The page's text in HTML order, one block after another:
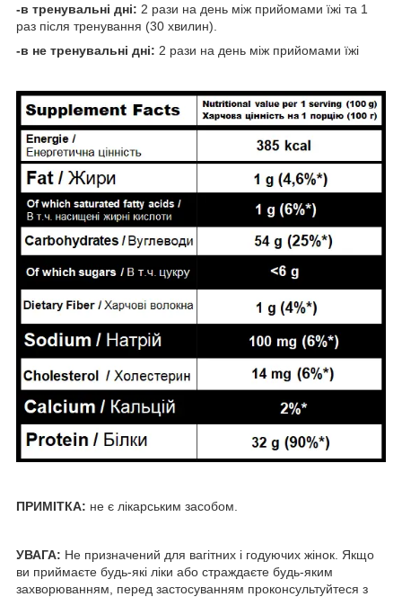
-в тренувальні дні: 2 рази на день між прийомами їжі та 1
раз після тренування (30 хвилин).
-в не тренувальні дні: 2 рази на день між прийомами їжі
ПРИМІТКА: не є лікарським засобом.
УВАГА: Не призначений для вагітних і годуючих жінок. Якщо
ви приймаєте будь-які ліки або страждаєте будь-яким
захворюванням, перед застосуванням проконсультуйтеся з